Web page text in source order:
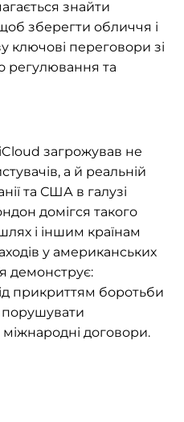
знайти
зберегти обличчя і
ключові переговори зі
регулювання та
загрожував не
а й реальній
та США в галузі
домігся такого
і іншим країнам
у американських
демонструє:
прикриттям боротьби
договори.